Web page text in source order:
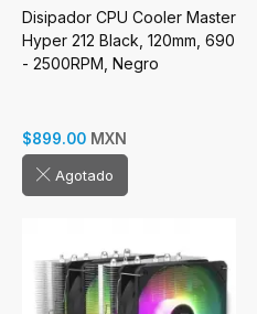
Disipador CPU Cooler Master
Hyper 212 Black, 120mm, 690
- 2500RPM, Negro
$899.00 MXN
Agotado